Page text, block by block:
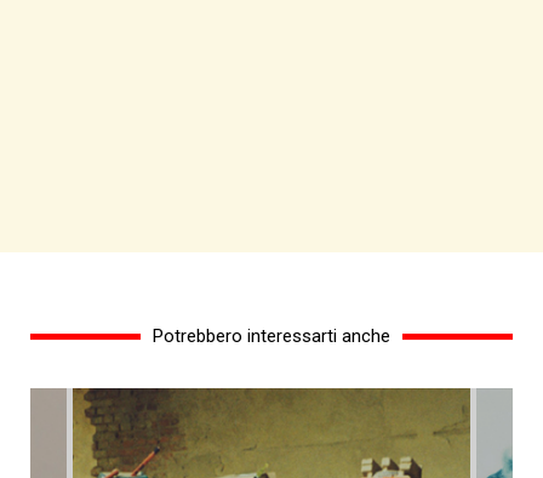
Potrebbero interessarti anche